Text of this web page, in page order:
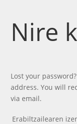
Nire
Lost your
address. You will
via email.
Erabiltzailearen